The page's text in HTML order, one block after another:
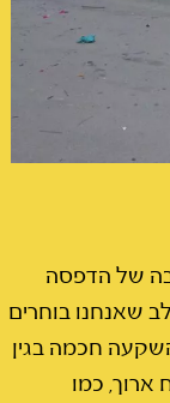
של הדפסה
שאנחנו בוחרים
חכמה בגין
ארוך, כמו